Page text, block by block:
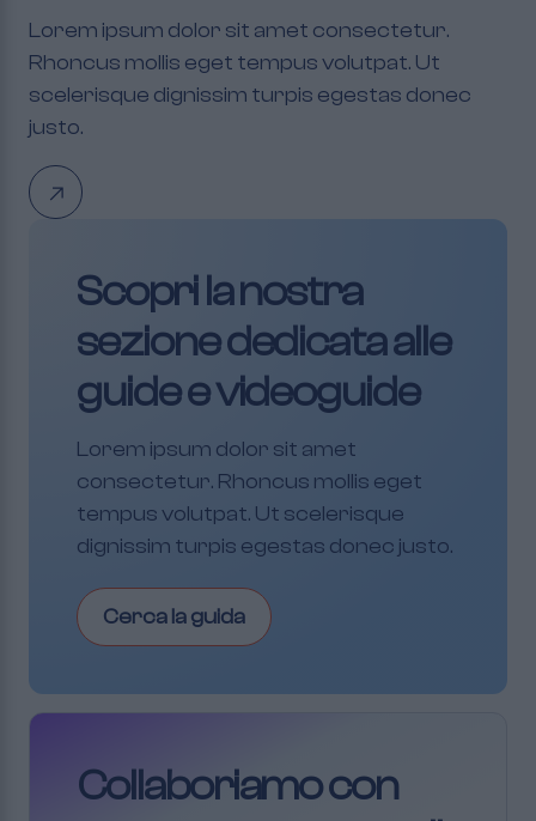
Lorem ipsum dolor sit amet consectetur.
Rhoncus mollis eget tempus volutpat. Ut
scelerisque dignissim turpis egestas donec
justo.
Scopri la nostra
sezione dedicata alle
guide e videoguide
Lorem ipsum dolor sit amet
consectetur. Rhoncus mollis eget
tempus volutpat. Ut scelerisque
dignissim turpis egestas donec justo.
Cerca la guida
Collaboriamo con